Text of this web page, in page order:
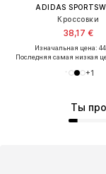
ADIDAS
Кроссовки
38,17 €
Изначальная цена:
Последняя самая низкая
+1
Ты